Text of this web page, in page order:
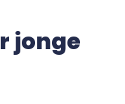
jonge